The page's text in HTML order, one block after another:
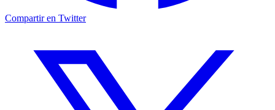
Compartir en Twitter